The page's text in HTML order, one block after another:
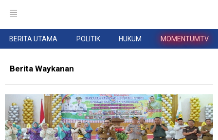
BERITA UTAMA POLITIK HUKUM MOMENTUMTV
Berita Waykanan